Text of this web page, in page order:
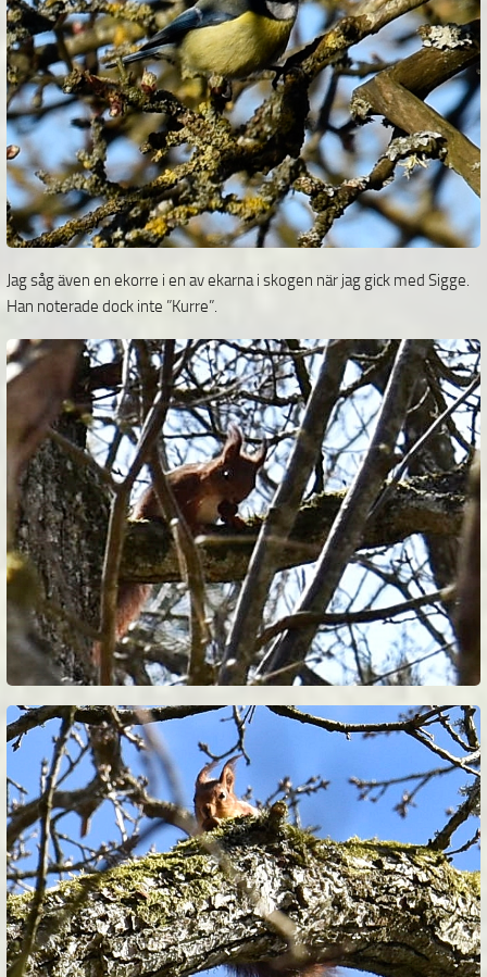
Jag såg även en ekorre i en av ekarna i skogen när jag gick med Sigge.
Han noterade dock inte ”Kurre”.